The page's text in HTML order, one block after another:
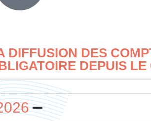
DIFFUSION DES
DEPUIS LE